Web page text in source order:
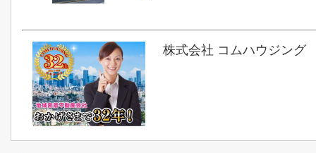
株式会社 コムハウジング